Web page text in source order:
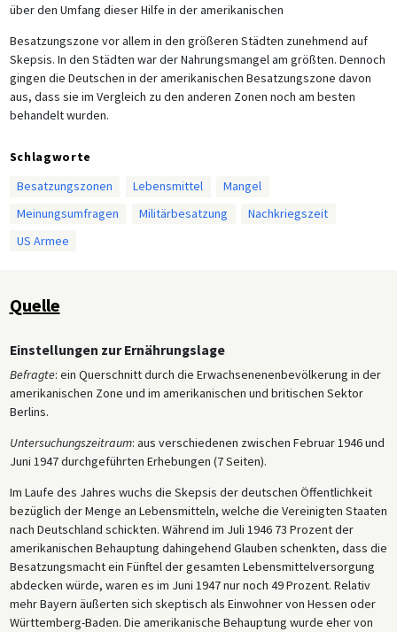
über den Umfang dieser Hilfe in der amerikanischen
Besatzungszone vor allem in den größeren Städten zunehmend auf
Skepsis. In den Städten war der Nahrungsmangel am größten. Dennoch
gingen die Deutschen in der amerikanischen Besatzungszone davon
aus, dass sie im Vergleich zu den anderen Zonen noch am besten
behandelt wurden.
Schlagworte
Besatzungszonen
Lebensmittel
Mangel
Meinungsumfragen
Militärbesatzung
Nachkriegszeit
US Armee
Quelle
Einstellungen zur Ernährungslage
Befragte: ein Querschnitt durch die Erwachsenenenbevölkerung in der
amerikanischen Zone und im amerikanischen und britischen Sektor
Berlins.
Untersuchungszeitraum: aus verschiedenen zwischen Februar 1946 und
Juni 1947 durchgeführten Erhebungen (7 Seiten).
Im Laufe des Jahres wuchs die Skepsis der deutschen Öffentlichkeit
bezüglich der Menge an Lebensmitteln, welche die Vereinigten Staaten
nach Deutschland schickten. Während im Juli 1946 73 Prozent der
amerikanischen Behauptung dahingehend Glauben schenkten, dass die
Besatzungsmacht ein Fünftel der gesamten Lebensmittelversorgung
abdecken würde, waren es im Juni 1947 nur noch 49 Prozent. Relativ
mehr Bayern äußerten sich skeptisch als Einwohner von Hessen oder
Württemberg-Baden. Die amerikanische Behauptung wurde eher von